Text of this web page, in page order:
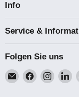
Info
Service &
Folgen Sie uns
Email
Talk-
Finden
Sie
Finden
Sie